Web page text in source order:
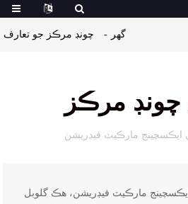
گهر چونڊ مرڪز جو تعارف
چونڊ مرڪز
ايڪسچينج مارڪيٽ فيڊريشن
مارڪيٽ فيڊريشن، هڪ گلوبل